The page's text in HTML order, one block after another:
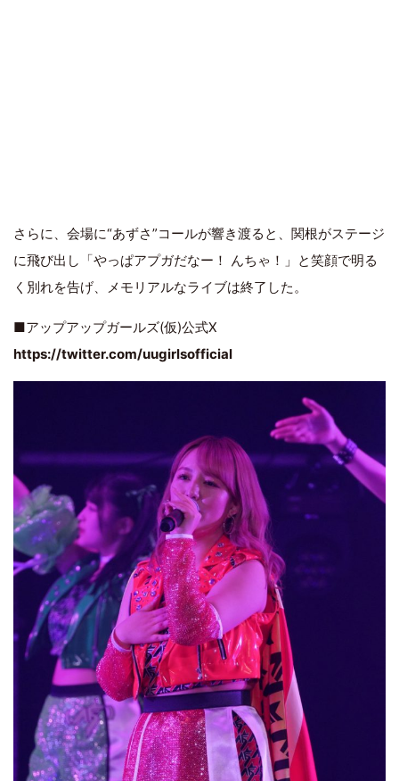
さらに、会場に“あずさ”コールが響き渡ると、関根がステージ
に飛び出し「やっぱアプガだなー！ んちゃ！」と笑顔で明る
く別れを告げ、メモリアルなライブは終了した。
■アップアップガールズ(仮)公式X
https://twitter.com/uugirlsofficial